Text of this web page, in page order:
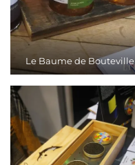
Le Baume de Bouteville